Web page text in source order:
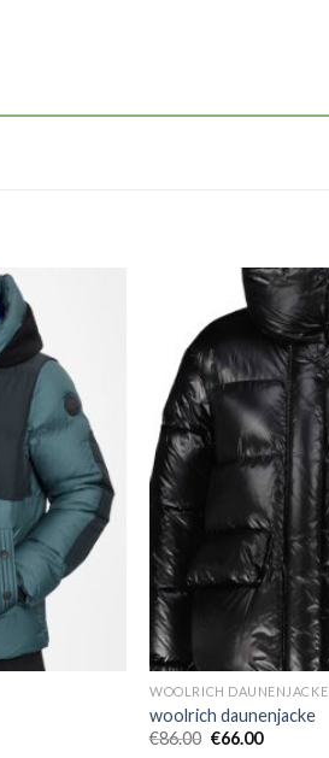
WOOLRICH DAUNENJACKE
woolrich daunenjacke
€86.00 €66.00